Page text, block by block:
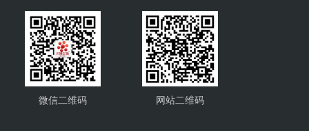
微信二维码 网站二维码